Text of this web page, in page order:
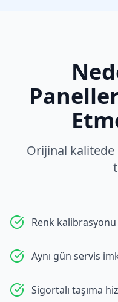
Orijinal kalitede
Renk
Aynı gün servis
Sigortalı taşıma